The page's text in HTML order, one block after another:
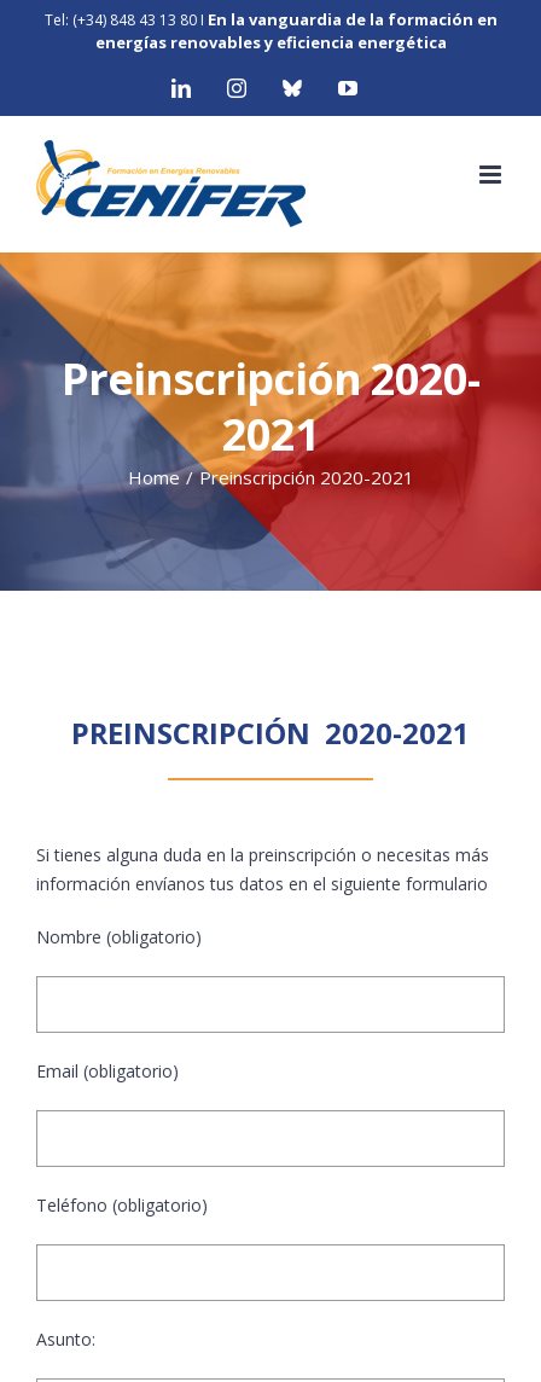
Tel: (+34) 848 43 13 80I En la vanguardia de la formación en
energías renovables y eficiencia energética
LinkedInInstagramBluesky YouTube
Preinscripción 2020-
2021
Home / Preinscripción 2020-2021
PREINSCRIPCIÓN 2020-2021
Si tienes alguna duda en la preinscripción o necesitas más
información envíanos tus datos en el siguiente formulario
Nombre (obligatorio)
Email (obligatorio)
Teléfono (obligatorio)
Asunto: